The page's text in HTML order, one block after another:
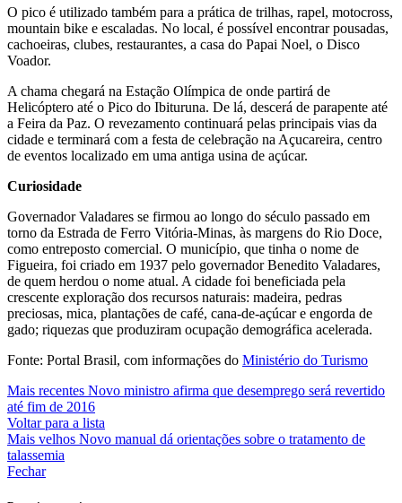
O pico é utilizado também para a prática de trilhas, rapel, motocross,
mountain bike e escaladas. No local, é possível encontrar pousadas,
cachoeiras, clubes, restaurantes, a casa do Papai Noel, o Disco
Voador.
A chama chegará na Estação Olímpica de onde partirá de
Helicóptero até o Pico do Ibituruna. De lá, descerá de parapente até
a Feira da Paz. O revezamento continuará pelas principais vias da
cidade e terminará com a festa de celebração na Açucareira, centro
de eventos localizado em uma antiga usina de açúcar.
Curiosidade
Governador Valadares se firmou ao longo do século passado em
torno da Estrada de Ferro Vitória-Minas, às margens do Rio Doce,
como entreposto comercial. O município, que tinha o nome de
Figueira, foi criado em 1937 pelo governador Benedito Valadares,
de quem herdou o nome atual. A cidade foi beneficiada pela
crescente exploração dos recursos naturais: madeira, pedras
preciosas, mica, plantações de café, cana-de-açúcar e engorda de
gado; riquezas que produziram ocupação demográfica acelerada.
Fonte: Portal Brasil, com informações do Ministério do Turismo
Mais recentes Novo ministro afirma que desemprego será revertido
até fim de 2016
Voltar para a lista
Mais velhos Novo manual dá orientações sobre o tratamento de
talassemia
Fechar